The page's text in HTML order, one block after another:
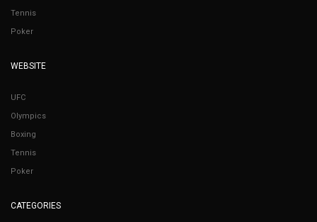
Tennis
Poker
WEBSITE
UFC
Olympics
Boxing
Tennis
Poker
CATEGORIES